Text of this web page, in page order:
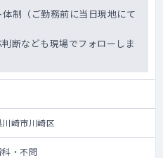
制（ご勤務前に当日現地にて
断なども現場でフォローしま
崎市川崎区
・不問